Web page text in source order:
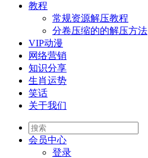
教程
常规资源解压教程
分卷压缩的的解压方法
VIP动漫
网络营销
知识分享
生肖运势
笑话
关于我们
会员中心
登录